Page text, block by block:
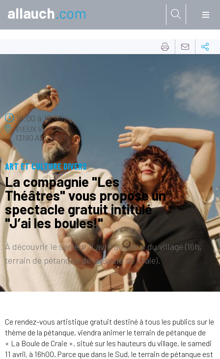
allauch.com
16:00 à16:40
VIEUX VILLAGE
13190 ALLAUCH
ART ET CULTURE DIVERS
La compagnie "Les
Théâtres" vous propose un
spectacle gratuit intitulé
"J’ai les boules!"
À découvrir le samedi 11 avril au cœur du village (16h,
terrain de pétanque de la Boule de Craie).
Ce rendez-vous artistique gratuit destiné à tous les publics sur le
thème de la pétanque, viendra animer le terrain de pétanque de
« La Boule de Craie », situé sur les hauteurs du village, le samedi
11 avril, à 16h00. Parce que dans le Sud, le terrain de pétanque est